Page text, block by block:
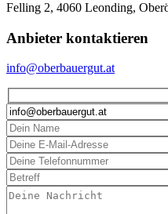
Felling 2, 4060 Leonding,
Anbieter kontaktieren
info@oberbauergut.at